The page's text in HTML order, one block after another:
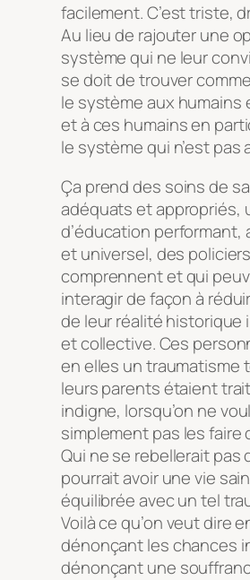
facilement. C’esttriste,
Au lieu de rajouter une
système qui ne leur
se doit de trouver
le système aux humains
et à ces humains en
le système qui n’est pas
Ça prend des soins de
adéquats et appropriés,
d’éducation performant,
et universel, des
comprennent et qui
interagir de façon à
de leur réalité historique
et collective. Ces
en elles un traumatisme
leurs parents étaient
indigne, lorsqu’on ne
simplement pas les faire
Qui ne se rebellerait pas
pourrait avoir une vie
équilibrée avec un tel
Voilà ce qu’on veut dire
dénonçant les chances
dénonçant une